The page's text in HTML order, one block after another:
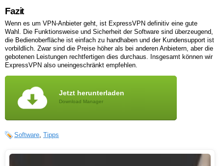
Fazit
Wenn es um VPN-Anbieter geht, ist ExpressVPN definitiv eine gute
Wahl. Die Funktionsweise und Sicherheit der Software sind überzeugend,
die Bedienoberfläche ist einfach zu handhaben und der Kundensupport ist
vorbildlich. Zwar sind die Preise höher als bei anderen Anbietern, aber die
gebotenen Leistungen rechtfertigen dies durchaus. Insgesamt können wir
ExpressVPN also uneingeschränkt empfehlen.
Jetzt herunterladen
Download Manager
Software Tipps